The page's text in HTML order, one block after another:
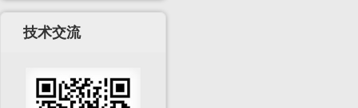
技术交流